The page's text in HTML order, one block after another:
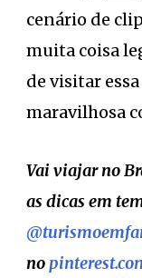
cenário de
muita coisa
de visitar
maravilhosa
Vai viajar no
as dicas em
no